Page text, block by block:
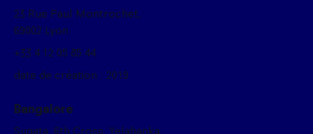
23 Rue Paul Montrochet,
69002 Lyon
+33 4 12 05 85 44
date de création : 2019
Bangalore
Sugata, 6th Cross, Yelahanka,